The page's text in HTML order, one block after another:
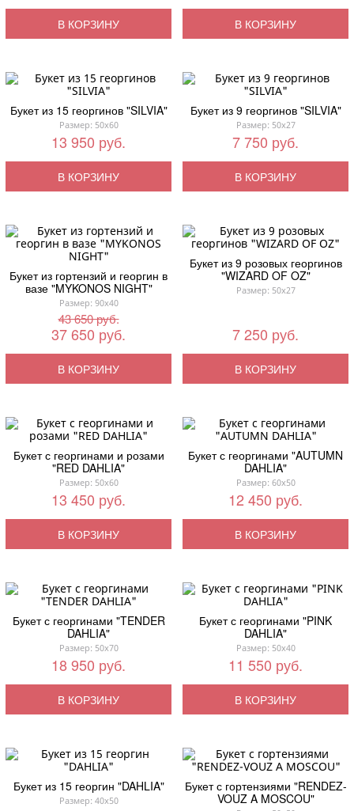
В КОРЗИНУ В КОРЗИНУ
Букет из 15 георгинов "SILVIA"
Размер: 50x60
13 950 руб.
В КОРЗИНУ
Букет из 9 георгинов "SILVIA"
Размер: 50x27
7 750 руб.
В КОРЗИНУ
Букет из гортензий и георгин в
вазе "MYKONOS NIGHT"
Размер: 90x40
43 650 руб.
37 650 руб.
В КОРЗИНУ
Букет из 9 розовых георгинов
"WIZARD OF OZ"
Размер: 50x27
7 250 руб.
В КОРЗИНУ
Букет с георгинами и розами
"RED DAHLIA"
Размер: 50x60
13 450 руб.
В КОРЗИНУ
Букет с георгинами "AUTUMN
DAHLIA"
Размер: 60x50
12 450 руб.
В КОРЗИНУ
Букет с георгинами "TENDER
DAHLIA"
Размер: 50x70
18 950 руб.
В КОРЗИНУ
Букет с георгинами "PINK
DAHLIA"
Размер: 50x40
11 550 руб.
В КОРЗИНУ
Букет из 15 георгин "DAHLIA"
Размер: 40x50
Букет с гортензиями "RENDEZ-
VOUZ A MOSCOU"